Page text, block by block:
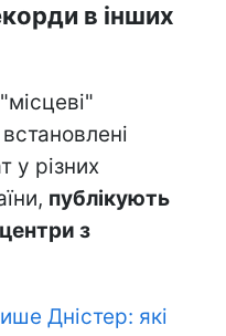
в інших
у різних
публікують
з
Дністер: які